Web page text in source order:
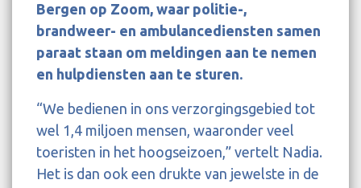
Bergen op Zoom, waar politie-,
brandweer- en ambulancediensten samen
paraat staan om meldingen aan te nemen
en hulpdiensten aan te sturen.
“We bedienen in ons verzorgingsgebied tot
wel 1,4 miljoen mensen, waaronder veel
toeristen in het hoogseizoen,” vertelt Nadia.
Het is dan ook een drukte van jewelste in de